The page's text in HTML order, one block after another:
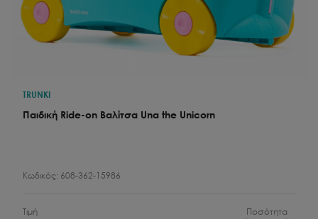
TRUNKI
Παιδική Ride-on Βαλίτσα Una the Unicorn
Κωδικός: 608-362-15986
Τιμή Ποσότητα